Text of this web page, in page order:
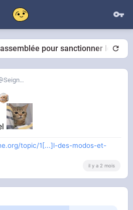
pour sanctionner les
SeigneurCooler
topic/1[...]l-des-modos-et-
il y a 2 mois